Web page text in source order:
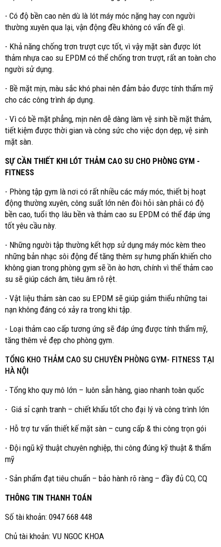
- Có độ bền cao nên dù là lót máy móc nặng hay con người
thường xuyên qua lại, vận động đều không có vấn đề gì.
- Khả năng chống trơn trượt cực tốt, vì vậy mặt sàn được lót
thảm nhựa cao su EPDM có thể chống trơn trượt, rất an toàn cho
người sử dụng.
- Bề mặt mịn, màu sắc khó phai nên đảm bảo được tính thẩm mỹ
cho các công trình áp dụng.
- Vì có bề mặt phẳng, mịn nên dễ dàng làm vệ sinh bề mặt thảm,
tiết kiệm được thời gian và công sức cho việc dọn dẹp, vệ sinh
mặt sàn.
SỰ CẦN THIẾT KHI LÓT THẢM CAO SU CHO PHÒNG GYM -
FITNESS
- Phòng tập gym là nơi có rất nhiều các máy móc, thiết bị hoạt
động thường xuyên, công suất lớn nên đòi hỏi sàn phải có độ
bền cao, tuổi thọ lâu bền và thảm cao su EPDM có thể đáp ứng
tốt yêu cầu này.
- Những người tập thường kết hợp sử dụng máy móc kèm theo
những bản nhạc sôi động để tăng thêm sự hưng phấn khiến cho
không gian trong phòng gym sẽ ồn ào hơn, chính vì thế thảm cao
su sẽ giúp cách âm, tiêu âm rõ rệt.
- Vật liệu thảm sàn cao su EPDM sẽ giúp giảm thiểu những tai
nạn không đáng có xảy ra trong khi tập.
- Loại thảm cao cấp tương ứng sẽ đáp ứng được tính thẩm mỹ,
tăng thêm vẻ đẹp cho phòng gym.
TỔNG KHO THẢM CAO SU CHUYÊN PHÒNG GYM- FITNESS TẠI
HÀ NỘI
- Tổng kho quy mô lớn – luôn sẵn hàng, giao nhanh toàn quốc
- Giá sỉ cạnh tranh – chiết khấu tốt cho đại lý và công trình lớn
- Hỗ trợ tư vấn thiết kế mặt sàn – cung cấp & thi công trọn gói
- Đội ngũ kỹ thuật chuyên nghiệp, thi công đúng kỹ thuật & thẩm
mỹ
- Sản phẩm đạt tiêu chuẩn – bảo hành rõ ràng – đầy đủ CO, CQ
THÔNG TIN THANH TOÁN
Số tài khoản: 0947 668 448
Chủ tài khoản: VU NGOC KHOA